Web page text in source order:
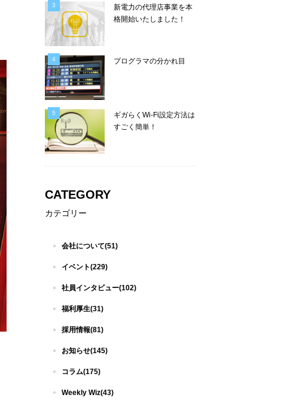
新電力の代理店事業を本
格開始いたしました！
プログラマの分かれ目
ギガらくWi-Fi設定方法は
すごく簡単！
CATEGORY
カテゴリー
会社について(51)
イベント(229)
社員インタビュー(102)
福利厚生(31)
採用情報(81)
お知らせ(145)
コラム(175)
Weekly Wiz(43)